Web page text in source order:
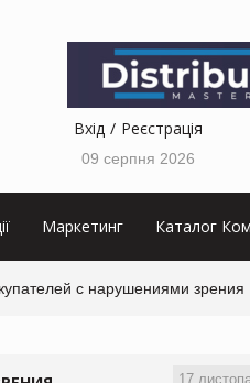
Вхід Реєстрація
09 серпня 2026
Маркетинг Каталог
с нарушениями зрения
17